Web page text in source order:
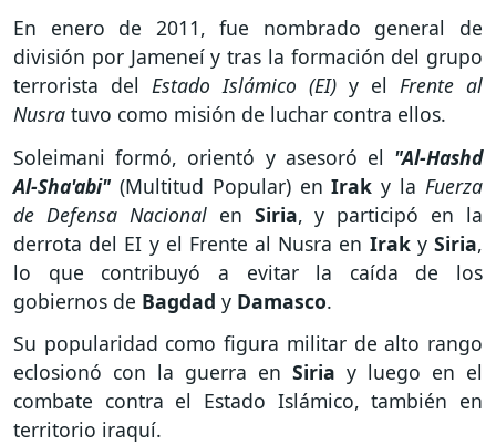
En enero de 2011, fue nombrado general de
división por Jameneí y tras la formación del grupo
terrorista del Estado Islámico (EI) y el Frente al
Nusra tuvo como misión de luchar contra ellos.
Soleimani formó, orientó y asesoró el "Al-Hashd
Al-Sha'abi" (Multitud Popular) enIraky la Fuerza
de Defensa Nacionalen Siria, y participó en la
derrota del EI y el Frente al Nusra en Irak ySiria,
lo que contribuyó a evitar la caída de los
gobiernos de Bagdad y Damasco.
Su popularidad como figura militar de alto rango
eclosionó con la guerra en Siria y luego en el
combate contra el Estado Islámico, también en
territorio iraquí.